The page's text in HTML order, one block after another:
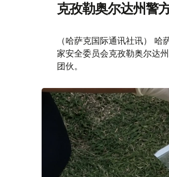
克孜勒奥尔达州警
（哈萨克国际通讯社讯）
家安全委员会克孜勒奥尔达
团伙。